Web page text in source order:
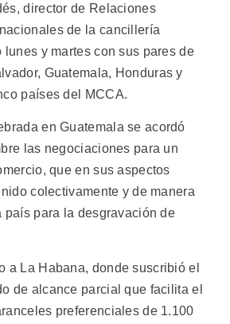
director de Relaciones
de la cancillería
y martes con sus pares de
Guatemala, Honduras y
países del MCCA.
en Guatemala se acordó
las negociaciones para un
que en sus aspectos
colectivamente y de manera
país para la desgravación de
a La Habana, donde suscribió el
de alcance parcial que facilita el
preferenciales de 1.100